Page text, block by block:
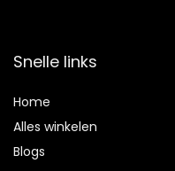
Snelle links
Home
Alles winkelen
Blogs